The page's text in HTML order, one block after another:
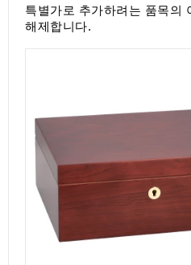
특별가로 추가하려는 품목의
해제합니다.